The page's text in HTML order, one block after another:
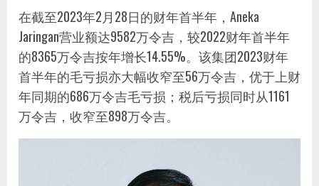
在截至2023年2月28日的财年首半年，Aneka
Jaringan营业额达9582万令吉，较2022财年首半年
的8365万令吉按年增长14.55%。该集团2023财年
首半年的毛亏损亦大幅收窄至56万令吉，优于上财
年同期的686万令吉毛亏损；税后亏损同时从1161
万令吉，收窄至898万令吉。